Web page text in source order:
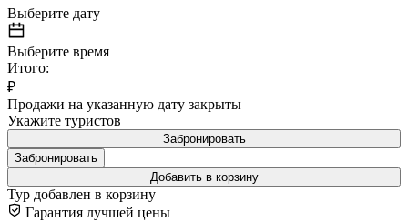
Выберите дату
Выберите время
Итого:
₽
Продажи на указанную дату закрыты
Укажите туристов
Забронировать
Забронировать
Добавить в корзину
Тур добавлен в корзину
Гарантия лучшей цены